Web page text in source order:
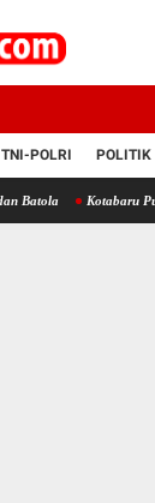
TNI-POLRI POLITIK
Kotabaru Punya